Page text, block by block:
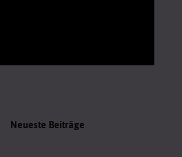
Neueste Beiträge